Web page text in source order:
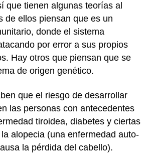
que tienen algunas teorías al
de ellos piensan que es un
donde el sistema
por error a sus propios
Hay otros que piensan que se
de origen genético.
que el riesgo de desarrollar
las personas con antecedentes
tiroidea, diabetes y ciertas
alopecia (una enfermedad auto-
la pérdida del cabello).